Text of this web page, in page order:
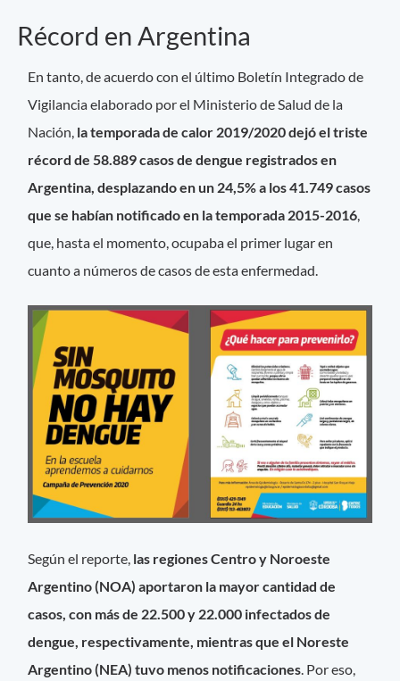
Récord en Argentina
En tanto, de acuerdo con el último Boletín Integrado de
Vigilancia elaborado por el Ministerio de Salud de la
Nación, la temporada de calor 2019/2020 dejó el triste
récord de 58.889 casos de dengue registrados en
Argentina, desplazando en un 24,5% a los 41.749 casos
que se habían notificado en la temporada 2015-2016
que, hasta el momento, ocupaba el primer lugar en
cuanto a números de casos de esta enfermedad.
Según el reporte, las regiones Centro y Noroeste
Argentino (NOA) aportaron la mayor cantidad de
casos, con más de 22.500 y 22.000 infectados de
dengue, respectivamente, mientras que el Noreste
Argentino (NEA) tuvo menos notificaciones. Por eso,